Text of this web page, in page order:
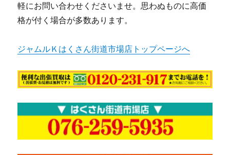
軽にお問い合わせくださいませ。思わぬものに高価
格が付く場合が多数あります。
ジャムルＫはくさん街道市場店トップページへ